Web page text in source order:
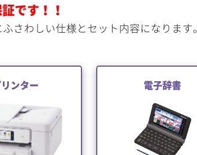
です！！
さわしい仕様とセット内容になります。
ンター 電子辞書